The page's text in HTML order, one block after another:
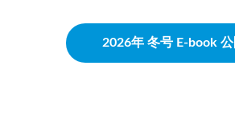
2026年 冬号 E-book 公